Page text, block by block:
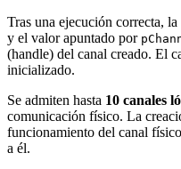
Tras una ejecución correcta,
y el valor apuntado por
(handle) del canal creado. El
inicializado.
Se admiten hasta 10 canales
comunicación físico. La
funcionamiento del canal
a él.